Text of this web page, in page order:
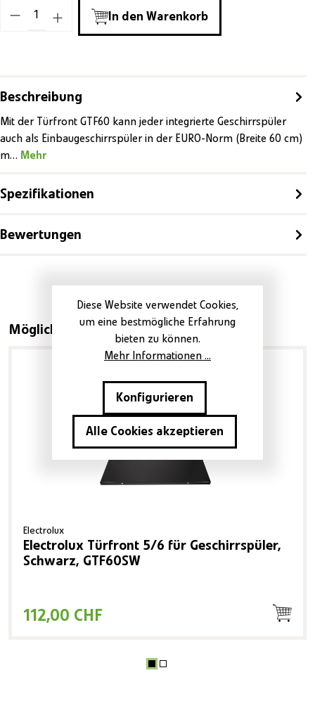
Produkt Anzahl: Gib den gewünschten Wert
In den Warenkorb
Beschreibung
Mit der Türfront GTF60 kann jeder integrierte Geschirrspüler
auch als Einbaugeschirrspüler in der EURO-Norm (Breite 60 cm)
m… Mehr
Spezifikationen
Bewertungen
Produktgalerie überspringen
Mögliche Varianten
Electrolux
Electrolux Türfront 5/6 für Geschirrspüler,
Schwarz, GTF60SW
112,00 CHF
Diese Website verwendet Cookies,
um eine bestmögliche Erfahrung
bieten zu können.
Mehr Informationen ...
Konfigurieren
Alle Cookies akzeptieren